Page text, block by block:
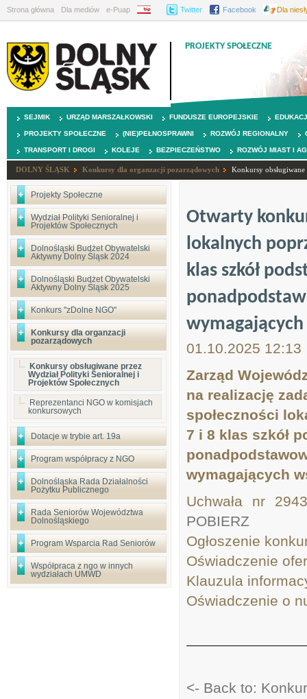
Strona główna Dla mediów e-Puap BIP Twitter Facebook Dla
PROJEKTY SPOŁECZNE
SEJMIK URZĄD MARSZAŁKOWSKI FUNDUSZE EUROPEJSKIE
PROJEKTY SPOŁECZNE (NIE)PEŁNOSPRAWNI ROZWÓJ REGIONALNY
TRANSPORT I DROGI KOLEJE BEZPIECZEŃSTWO ROZWÓJ MIAST I
DOLNY ŚLĄSK Konkursy dla organzacji pozarządowych Konkursy
Projekty Społeczne
Wydział Polityki Senioralnej i
Projektów Społecznych
Dolnośląski Budżet Obywatelski
Aktywny Dolny Śląsk 2024
Dolnośląski Budżet Obywatelski
Aktywny Dolny Śląsk 2025
Konkurs "zDolne NGO"
Konkursy dla organzacji
pozarządowych
Konkursy obsługiwane przez
Wydział Polityki Senioralnej i
Projektów Społecznych
Reprezentanci NGO w komisjach
konkursowych
Dotacje w trybie art. 19a
Program współpracy z NGO
Dolnośląska Rada Działalności
Pożytku Publicznego
Rada Seniorów Województwa
Dolnośląskiego
Program Wsparcia Rad Seniorów
Współpraca z ngo w innych
wydziałach UMWD
Otwarty
lokalnych
klas szkół
01.10.2025 12:13
Zarząd
na realizację
społeczności
7 i 8 klas szkół
wymagających
Uchwała nr
POBIERZ
Ogłoszenie
Oświadczenie
Klauzula
Oświadczenie o
<- Back to: